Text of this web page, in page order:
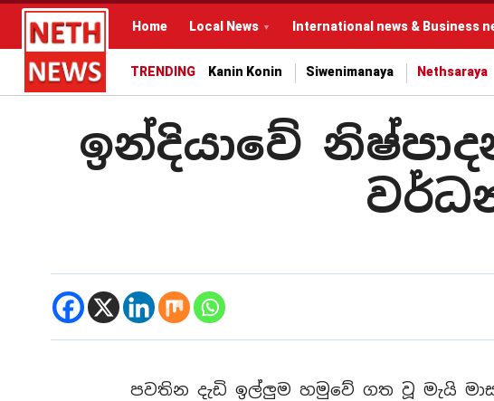
Home Local News International news & Business
TRENDING Kanin Konin Siwenimanaya Nethsaraya
ඉන්දියාවේ
පවතින දැඩි ඉල්ලුම හමුවේ ගත වූ මැයි